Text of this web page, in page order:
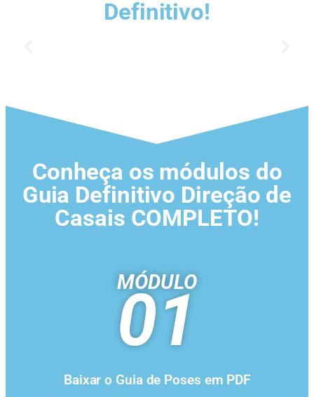
Definitivo!
Conheça os módulos do
Guia Definitivo Direção de
Casais COMPLETO!
MÓDULO
01
Baixar o Guia de Poses em PDF